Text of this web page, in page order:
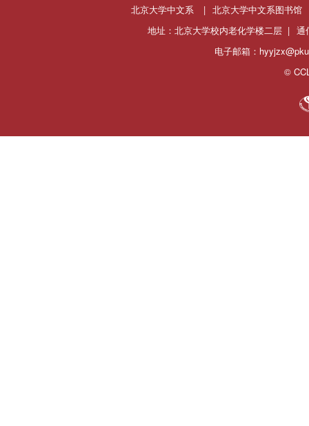
北京大学中文系 | 北京大学中文系图书馆
地址：北京大学校内老化学楼二层 | 通
电子邮箱：
©